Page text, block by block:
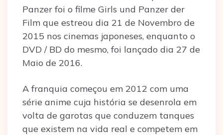
Panzer foi o filme Girls und Panzer der
Film que estreou dia 21 de Novembro de
2015 nos cinemas japoneses, enquanto o
DVD / BD do mesmo, foi lançado dia 27 de
Maio de 2016.
A franquia começou em 2012 com uma
série anime cuja história se desenrola em
volta de garotas que conduzem tanques
que existem na vida real e competem em